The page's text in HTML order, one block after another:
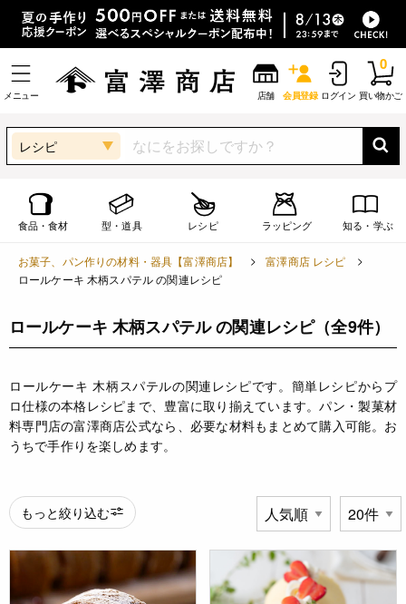
メニュー 店舗 会員登録 ログイン 買い物かご
0
レシピ
食品・食材 型・道具 レシピ ラッピング 知る・学ぶ
お菓子、パン作りの材料・器具【富澤商店】
富澤商店 レシピ
ロールケーキ 木柄スパテル の関連レシピ
ロールケーキ 木柄スパテル の関連レシピ（全9件）
ロールケーキ 木柄スパテルの関連レシピです。簡単レシピからプ
ロ仕様の本格レシピまで、豊富に取り揃えています。パン・製菓材
料専門店の富澤商店公式なら、必要な材料もまとめて購入可能。お
うちで手作りを楽しめます。
もっと絞り込む